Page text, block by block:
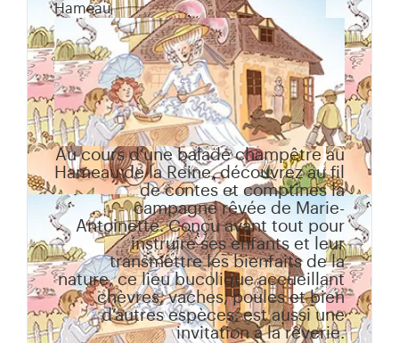
Hameau
Au cours d’une balade champêtre au
Hameau de la Reine, découvrez au fil
de contes et comptines la
campagne rêvée de Marie-
Antoinette. Conçu avant tout pour
instruire ses enfants et leur
transmettre les bienfaits de la
nature, ce lieu bucolique accueillant
chèvres, vaches, poules et bien
d’autres espèces, est aussi une
invitation à la rêverie.